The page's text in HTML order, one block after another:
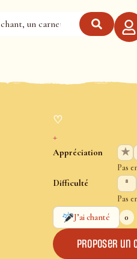
♡
+
Appréciation ★
Pas
Difficulté
Pas
J’ai chanté
0
Proposer un